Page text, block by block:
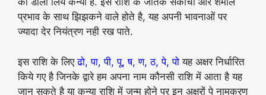
प्रभाव के साथ झिझकने वाले होते है, यह अपनी भावनाओं पर
ज्यादा देर नियंत्रण नही रख पाते.
इस राशि के लिएढो, पा, पी, पू, ष, ण, ठ, पे, पो यह अक्षर निर्धारित
किये गए है जिनके द्वारे हम अपना नाम कौनसी राशि में आता है यह
जान सकते है या कन्या राशि में जन्म होने पर इन अक्षरों पे नामकरण